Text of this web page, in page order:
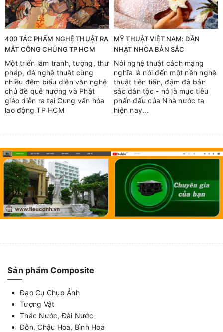
400 TÁC PHẨM NGHỆ THUẬT RA
MẮT CÔNG CHÚNG TP HCM
Một triển lãm tranh, tượng, thư
pháp, đá nghệ thuật cùng
nhiều đêm biểu diễn văn nghệ
chủ đề quê hương và Phật
giáo diễn ra tại Cung văn hóa
lao động TP HCM
MỸ THUẬT VIỆT NAM: DẦN
NHẠT NHÒA BẢN SẮC
Nói nghệ thuật cách mạng
nghĩa là nói đến một nền nghệ
thuật tiên tiến, đậm đà bản
sắc dân tộc - nó là mục tiêu
phấn đấu của Nhà nước ta
hiện nay...
Sản phẩm Composite
Đạo Cụ Chụp Ảnh
Tượng Vật
Thác Nước, Đài Nước
Đôn, Chậu Hoa, Bình Hoa